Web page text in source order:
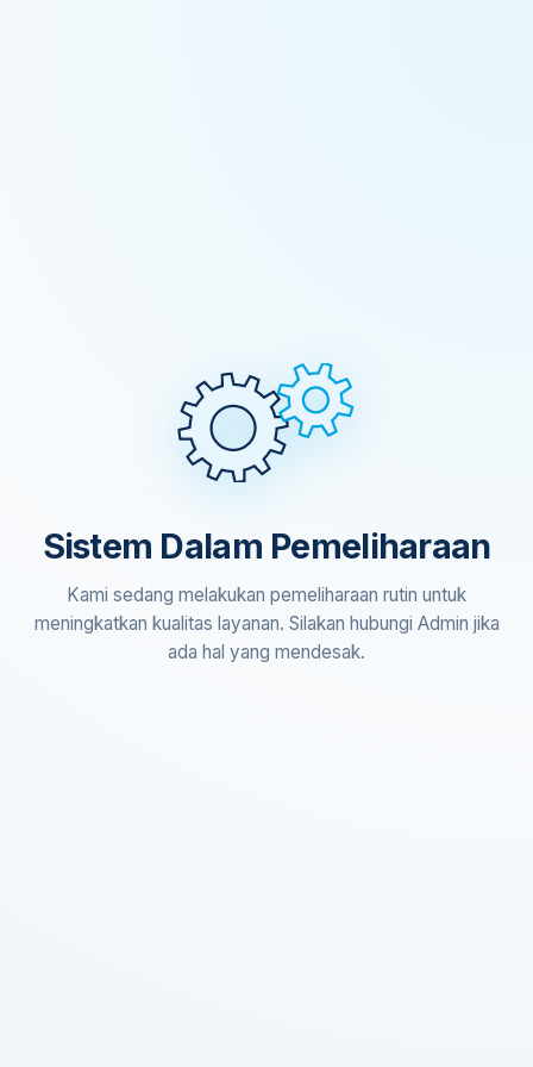
Sistem Dalam Pemeliharaan
Kami sedang melakukan pemeliharaan rutin untuk
meningkatkan kualitas layanan. Silakan hubungi Admin jika
ada hal yang mendesak.